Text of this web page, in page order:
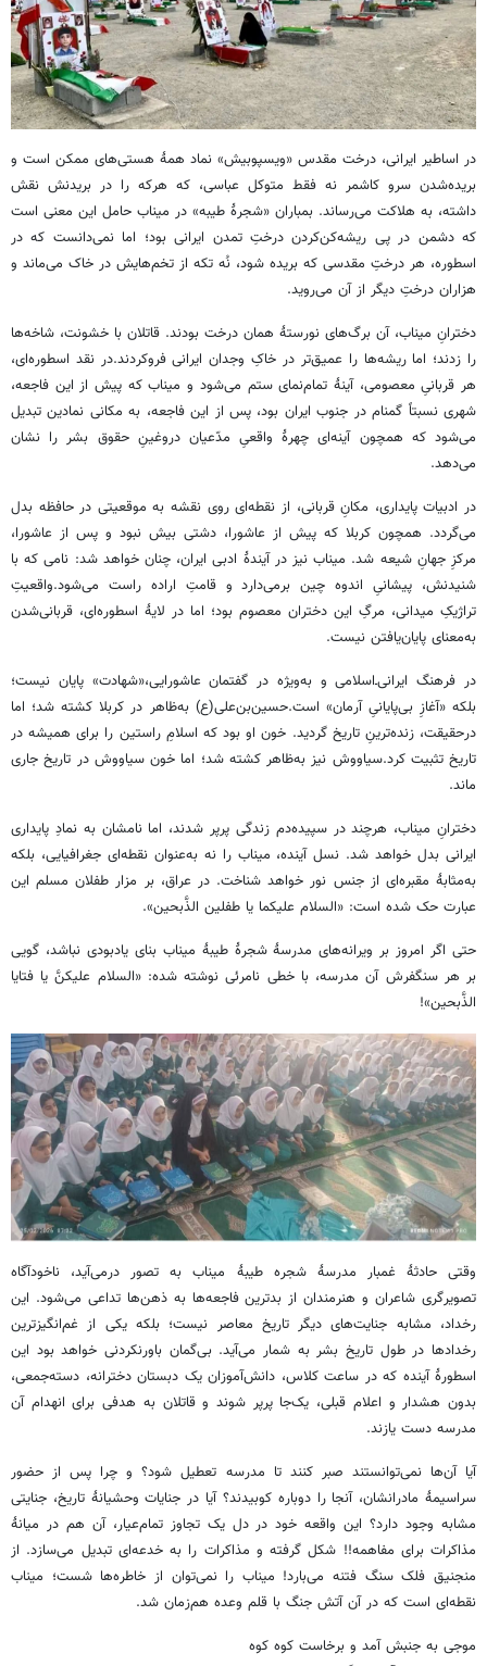
در اساطیر ایرانی، درخت مقدس «ویسپوبیش» نماد همۀ هستی‌های ممکن است و
بریده‌شدن سرو کاشمر نه فقط متوکل عباسی، که هرکه را در بریدنش نقش
داشته، به هلاکت می‌رساند. بمباران «شجرۀ طیبه» در میناب حامل این معنی است
که دشمن در پی ریشه‌کن‌کردن درختِ تمدن ایرانی بود؛ اما نمی‌دانست که در
اسطوره، هر درختِ مقدسی که بریده شود، نُه تکه از تخم‌هایش در خاک می‌ماند و
هزاران درختِ دیگر از آن می‌روید.
دخترانِ میناب، آن برگ‌های نورستۀ همان درخت بودند. قاتلان با خشونت، شاخه‌ها
را زدند؛ اما ریشه‌ها را عمیق‌تر در خاکِ وجدان ایرانی فروکردند.در نقد اسطوره‌ای،
هر قربانیِ معصومی، آینۀ تمام‌نمای ستم می‌شود و میناب که پیش از این فاجعه،
شهری نسبتاً گمنام در جنوب ایران بود، پس از این فاجعه، به مکانی نمادین تبدیل
می‌شود که همچون آینه‌ای چهرۀ واقعیِ مدّعیان دروغینِ حقوق بشر را نشان
می‌دهد.
در ادبیات پایداری، مکانِ قربانی، از نقطه‌ای روی نقشه به موقعیتی در حافظه بدل
می‌گردد. همچون کربلا که پیش از عاشورا، دشتی بیش نبود و پس از عاشورا،
مرکزِ جهانِ شیعه شد. میناب نیز در آیندۀ ادبی ایران، چنان خواهد شد: نامی که با
شنیدنش، پیشانیِ اندوه چین برمی‌دارد و قامتِ اراده راست می‌شود.واقعیتِ
تراژیکِ میدانی، مرگِ این دختران معصوم بود؛ اما در لایۀ اسطوره‌ای، قربانی‌شدن
به‌معنای پایان‌یافتن نیست.
در فرهنگ ایرانی‌ـ‌اسلامی و به‌ویژه در گفتمان عاشورایی،«شهادت» پایان نیست؛
بلکه «آغازِ بی‌پایانیِ آرمان» است.حسین‌بن‌علی(ع) به‌ظاهر در کربلا کشته شد؛ اما
درحقیقت، زنده‌ترینِ تاریخ گردید. خون او بود که اسلامِ راستین را برای همیشه در
تاریخ تثبیت کرد.سیاووش نیز به‌ظاهر کشته شد؛ اما خون سیاووش در تاریخ جاری
ماند.
دخترانِ میناب، هرچند در سپیده‌دم زندگی پرپر شدند، اما نامشان به نمادِ پایداری
ایرانی بدل خواهد شد. نسل آینده، میناب را نه به‌عنوان نقطه‌ای جغرافیایی، بلکه
به‌مثابۀ مقبره‌ای از جنس نور خواهد شناخت. در عراق، بر مزار طفلان مسلم این
عبارت حک شده است: «السلام علیکما یا طفلین الذَّبحین».
حتی اگر امروز بر ویرانه‌های مدرسۀ شجرۀ طیبۀ میناب بنای یادبودی نباشد، گویی
بر هر سنگفرش آن مدرسه، با خطی نامرئی نوشته شده: «السلام علیکنَّ یا فتایا
الذَّبحین»!
وقتی حادثۀ غمبار مدرسۀ شجره طیبۀ میناب به تصور درمی‌آید، ناخودآگاه
تصویرگری شاعران و هنرمندان از بدترین فاجعه‌ها به ذهن‌ها تداعی می‌شود. این
رخداد، مشابه جنایت‌های دیگر تاریخ معاصر نیست؛ بلکه یکی از غم‌انگیزترین
رخدادها در طول تاریخ بشر به شمار می‌آید. بی‌گمان باورنکردنی خواهد بود این
اسطورۀ آینده که در ساعت کلاس، دانش‌آموزان یک دبستان دخترانه، دسته‌جمعی،
بدون هشدار و اعلام قبلی، یک‌جا پرپر شوند و قاتلان به هدفی برای انهدام آن
مدرسه دست یازند.
آیا آن‌ها نمی‌توانستند صبر کنند تا مدرسه تعطیل شود؟ و چرا پس از حضور
سراسیمۀ مادرانشان، آنجا را دوباره کوبیدند؟ آیا در جنایات وحشیانۀ تاریخ، جنایتی
مشابه وجود دارد؟ این واقعه خود در دل یک تجاوز تمام‌عیار، آن هم در میانۀ
مذاکرات برای مفاهمه!! شکل گرفته و مذاکرات را به خدعه‌ای تبدیل می‌سازد. از
منجنیق فلک سنگ فتنه می‌بارد! میناب را نمی‌توان از خاطره‌ها شست؛ میناب
نقطه‌ای است که در آن آتش جنگ با قلم وعده هم‌زمان شد.
موجی به جنبش آمد و برخاست کوه کوه